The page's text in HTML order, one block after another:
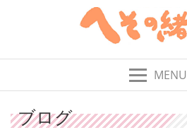
MENU
ブログ